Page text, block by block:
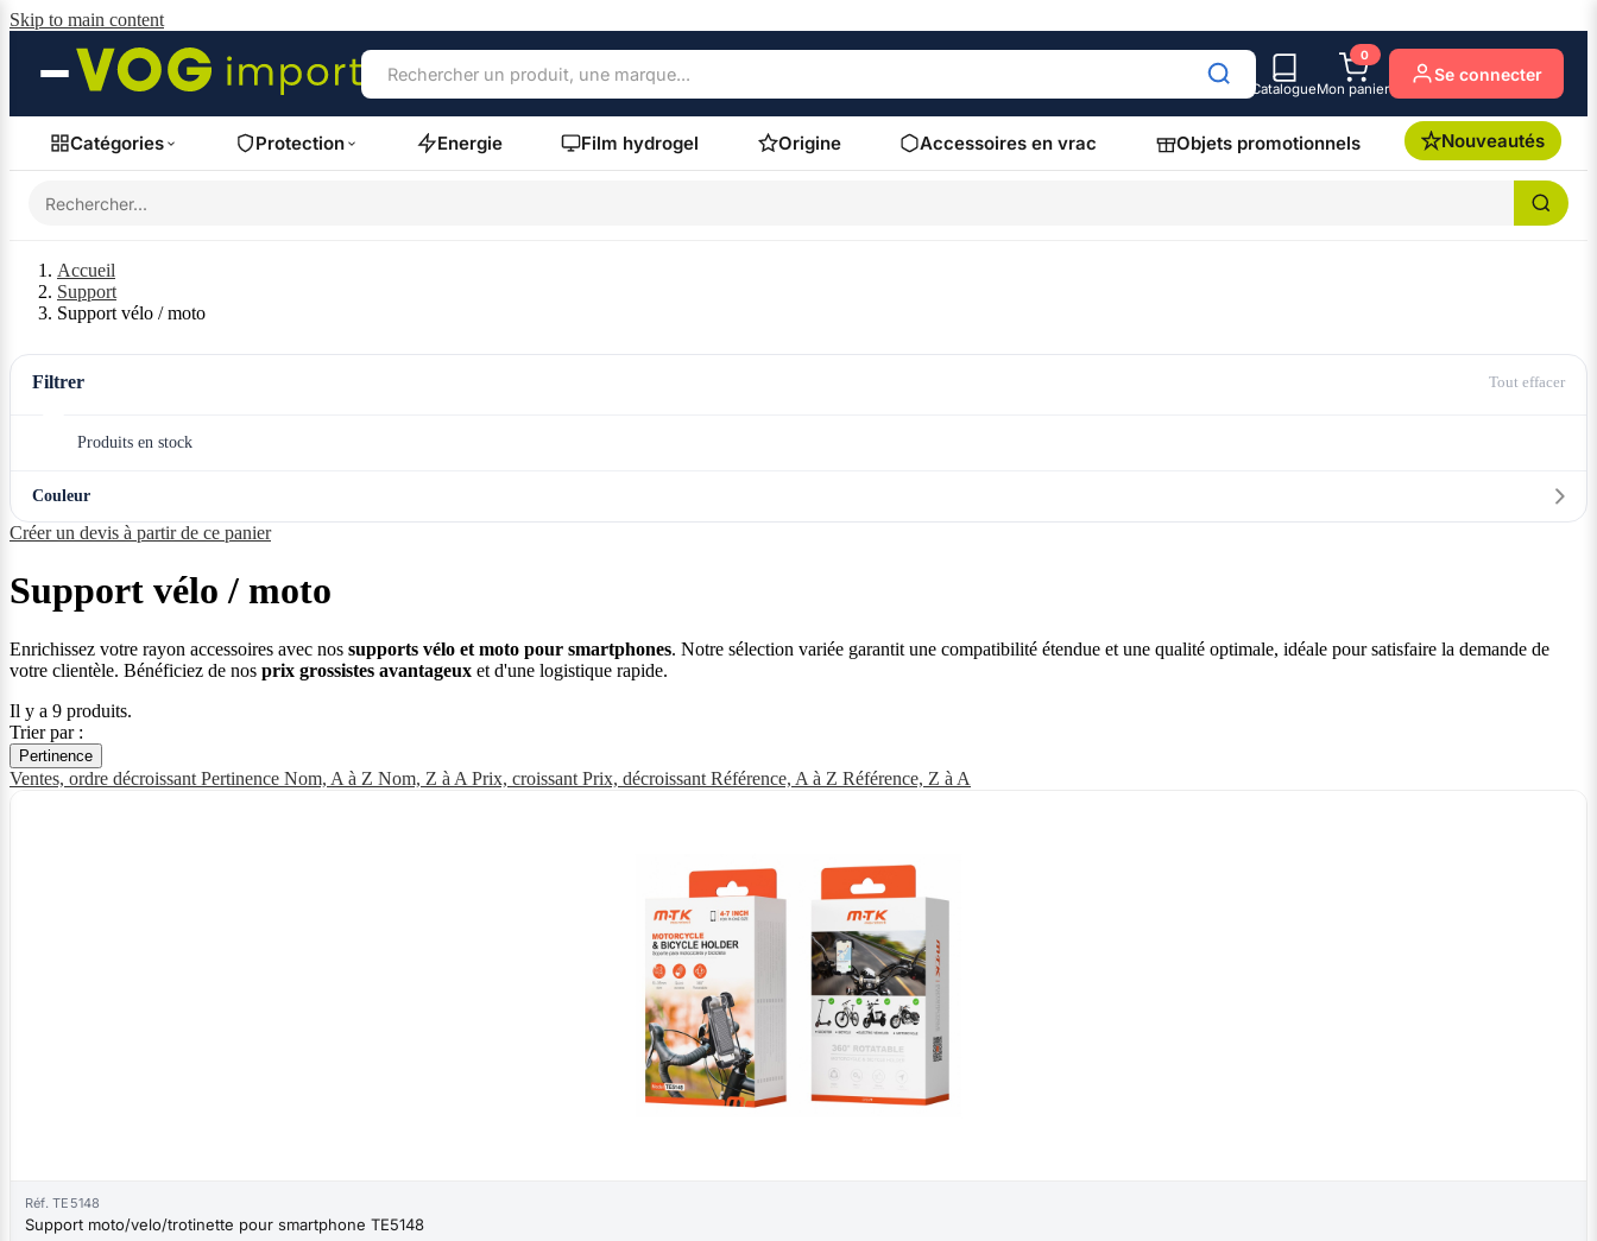
Skip to main content
Catalogue
0
Mon panier
Se connecter
Catégories Protection Energie Film hydrogel Origine Accessoires en vrac Objets promotionnels Nouveautés
Accueil
Support
Support vélo / moto
Filtrer Tout effacer
Produits en stock
Couleur
Créer un devis à partir de ce panier
Support vélo / moto
Enrichissez votre rayon accessoires avec nos supports vélo et moto pour smartphones. Notre sélection variée garantit une compatibilité étendue et une qualité optimale, idéale pour satisfaire la demande de
votre clientèle. Bénéficiez de nos prix grossistes avantageux et d'une logistique rapide.
Il y a 9 produits.
Trier par :
Pertinence
Ventes, ordre décroissant Pertinence Nom, A à Z Nom, Z à A Prix, croissant Prix, décroissant Référence, A à Z Référence, Z à A
Réf. TE5148
Support moto/velo/trotinette pour smartphone TE5148